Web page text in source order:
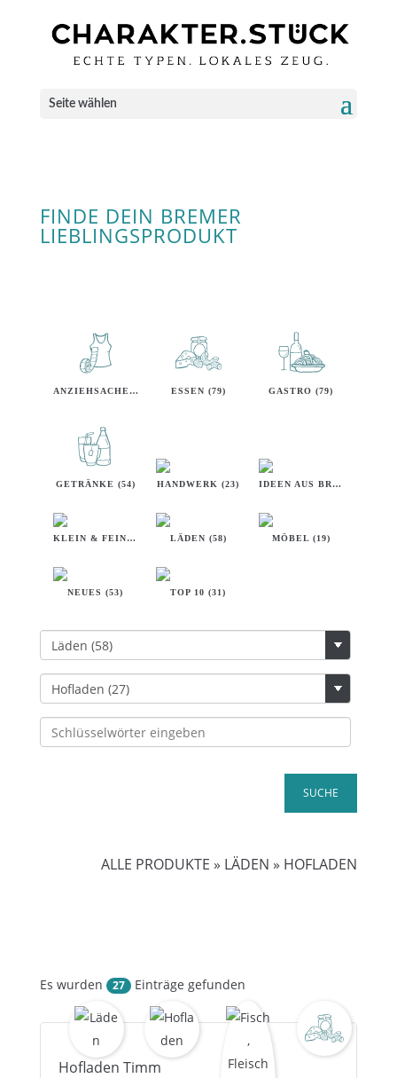
Seite wählen
FINDE DEIN BREMER
LIEBLINGSPRODUKT
ANZIEHSACHEN (40) ESSEN (79) GASTRO (79)
GETRÄNKE (54) HANDWERK (23) IDEEN AUS BREMEN (32)
KLEIN & FEIN (18) LÄDEN (58) MÖBEL (19)
NEUES (53) TOP 10 (31)
ALLE PRODUKTE » LÄDEN » HOFLADEN
Es wurden 27 Einträge gefunden
Hofladen Timm